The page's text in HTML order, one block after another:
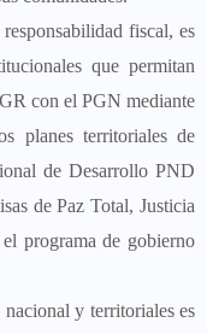
fiscal, es
que permitan
con el PGN mediante
planes territoriales de
de Desarrollo PND
de Paz Total, Justicia
programa de gobierno
y territoriales es